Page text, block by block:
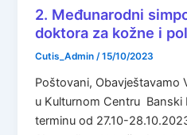
2. Međunarodni
doktora za kožne i
Cutis_Admin/15/10/2023
Poštovani, Obavještavamo
u Kulturnom Centru Banski
terminu od 27.10-